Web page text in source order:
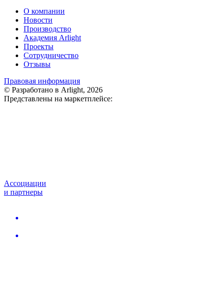
О компании
Новости
Производство
Академия Arlight
Проекты
Сотрудничество
Отзывы
Правовая информация
© Разработано в Arlight, 2026
Представлены на маркетплейсе:
Ассоциации
и партнеры